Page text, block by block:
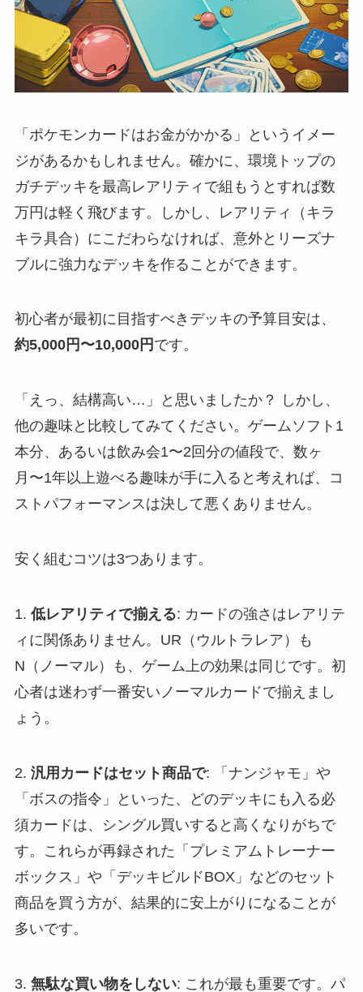
「ポケモンカードはお金がかかる」というイメー
ジがあるかもしれません。確かに、環境トップの
ガチデッキを最高レアリティで組もうとすれば数
万円は軽く飛びます。しかし、レアリティ（キラ
キラ具合）にこだわらなければ、意外とリーズナ
ブルに強力なデッキを作ることができます。
初心者が最初に目指すべきデッキの予算目安は、
約5,000円〜10,000円 です。
「えっ、結構高い…」と思いましたか？ しかし、
他の趣味と比較してみてください。ゲームソフト1
本分、あるいは飲み会1〜2回分の値段で、数ヶ
月〜1年以上遊べる趣味が手に入ると考えれば、コ
ストパフォーマンスは決して悪くありません。
安く組むコツは3つあります。
1. 低レアリティで揃える: カードの強さはレアリテ
ィに関係ありません。UR（ウルトラレア）も
N（ノーマル）も、ゲーム上の効果は同じです。初
心者は迷わず一番安いノーマルカードで揃えまし
ょう。
2. 汎用カードはセット商品で: 「ナンジャモ」や
「ボスの指令」といった、どのデッキにも入る必
須カードは、シングル買いすると高くなりがちで
す。これらが再録された「プレミアムトレーナー
ボックス」や「デッキビルドBOX」などのセット
商品を買う方が、結果的に安上がりになることが
多いです。
3. 無駄な買い物をしない: これが最も重要です。パ